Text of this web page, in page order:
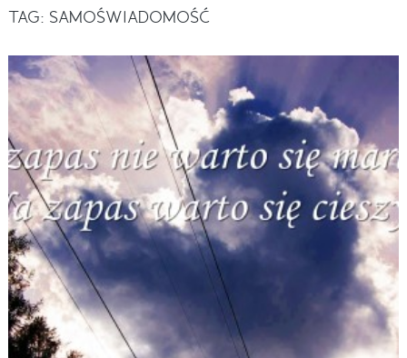
TAG: SAMOŚWIADOMOŚĆ